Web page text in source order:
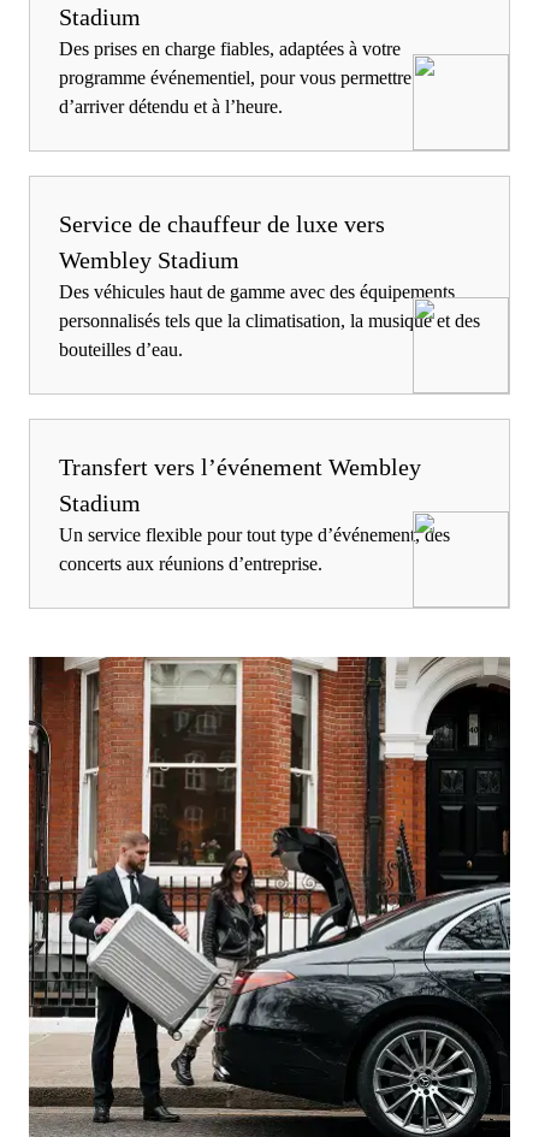
Stadium
Des prises en charge fiables, adaptées à votre
programme événementiel, pour vous permettre
d’arriver détendu et à l’heure.
Service de chauffeur de luxe vers
Wembley Stadium
Des véhicules haut de gamme avec des équipements
personnalisés tels que la climatisation, la musique et des
bouteilles d’eau.
Transfert vers l’événement Wembley
Stadium
Un service flexible pour tout type d’événement, des
concerts aux réunions d’entreprise.